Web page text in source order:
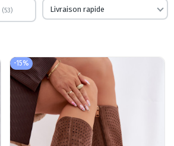
53 Livraison rapide
-15%